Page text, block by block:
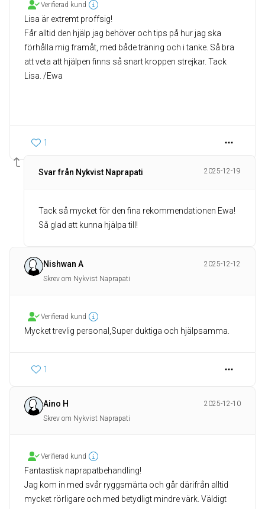
Verifierad kund
Lisa är extremt proffsig!
Får alltid den hjälp jag behöver och tips på hur jag ska
förhålla mig framåt, med både träning och i tanke. Så bra
att veta att hjälpen finns så snart kroppen strejkar. Tack
Lisa. /Ewa
1
Svar från Nykvist Naprapati 2025-12-19
Tack så mycket för den fina rekommendationen Ewa!
Så glad att kunna hjälpa till!
Nishwan A
2025-12-12
Skrev om Nykvist Naprapati
Verifierad kund
Mycket trevlig personal,Super duktiga och hjälpsamma.
1
Aino H
2025-12-10
Skrev om Nykvist Naprapati
Verifierad kund
Fantastisk naprapatbehandling!
Jag kom in med svår ryggsmärta och går därifrån alltid
mycket rörligare och med betydligt mindre värk. Väldigt